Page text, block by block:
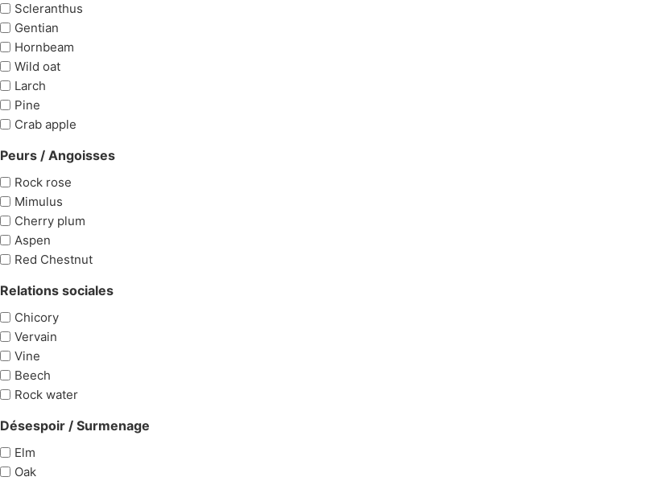
Scleranthus
Gentian
Hornbeam
Wild oat
Larch
Pine
Crab apple
Peurs / Angoisses
Rock rose
Mimulus
Cherry plum
Aspen
Red Chestnut
Relations sociales
Chicory
Vervain
Vine
Beech
Rock water
Désespoir / Surmenage
Elm
Oak